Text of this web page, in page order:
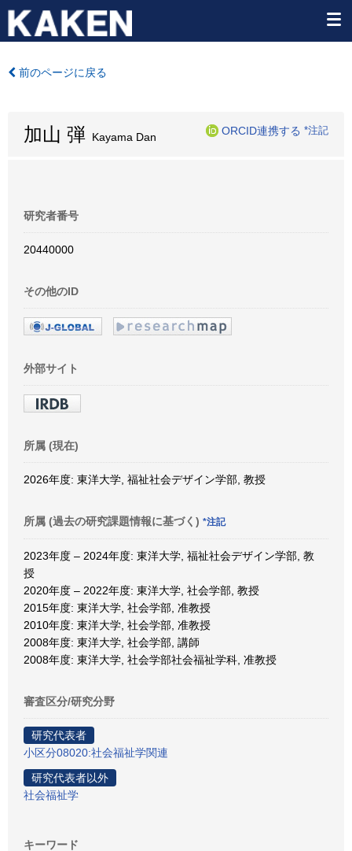
前のページに戻る
加山 弾 Kayama Dan
ORCID連携する *注記
研究者番号
20440000
その他のID
外部サイト
所属 (現在)
2026年度: 東洋大学, 福祉社会デザイン学部, 教授
所属 (過去の研究課題情報に基づく) *注記
2023年度 – 2024年度: 東洋大学, 福祉社会デザイン学部, 教
授
2020年度 – 2022年度: 東洋大学, 社会学部, 教授
2015年度: 東洋大学, 社会学部, 准教授
2010年度: 東洋大学, 社会学部, 准教授
2008年度: 東洋大学, 社会学部, 講師
2008年度: 東洋大学, 社会学部社会福祉学科, 准教授
審査区分/研究分野
研究代表者
小区分08020:社会福祉学関連
研究代表者以外
社会福祉学
キーワード